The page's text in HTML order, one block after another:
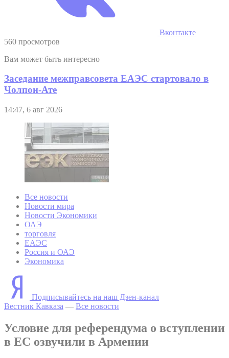
Вконтакте
560 просмотров
Вам может быть интересно
Заседание межправсовета ЕАЭС стартовало в
Чолпон-Ате
14:47, 6 авг 2026
Все новости
Новости мира
Новости Экономики
ОАЭ
торговля
ЕАЭС
Россия и ОАЭ
Экономика
Подписывайтесь на наш Дзен-канал
Вестник Кавказа — Все новости
Условие для референдума о вступлении
в ЕС озвучили в Армении